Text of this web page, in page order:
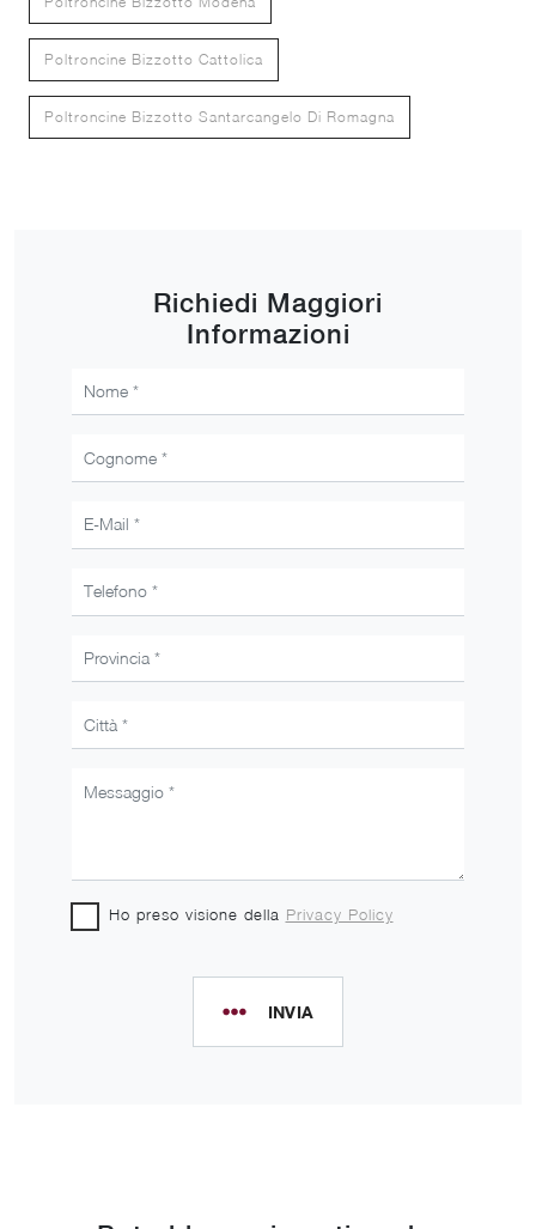
Poltroncine Bizzotto Cattolica
Poltroncine Bizzotto Santarcangelo Di Romagna
Richiedi Maggiori
Informazioni
Ho preso visione della Privacy Policy
INVIA